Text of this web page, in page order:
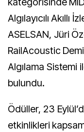
Algılayıcılı Akıllı
ASELSAN, Jüri
RailAcoustic Demir
Algılama Sistemi
bulundu.
Ödüller, 23
etkinlikleri